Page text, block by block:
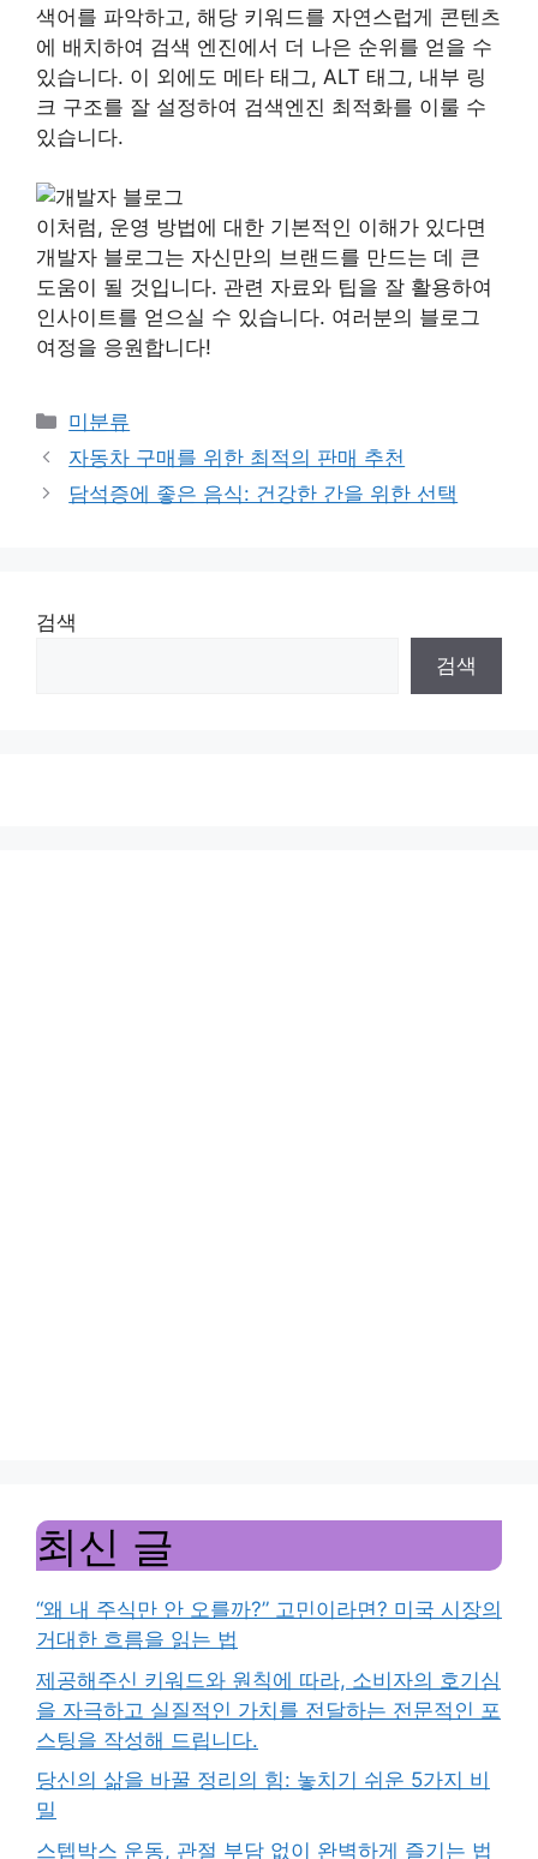
색어를 파악하고, 해당 키워드를 자연스럽게 콘텐츠
에 배치하여 검색 엔진에서 더 나은 순위를 얻을 수
있습니다. 이 외에도 메타 태그, ALT 태그, 내부 링
크 구조를 잘 설정하여 검색엔진 최적화를 이룰 수
있습니다.
이처럼, 운영 방법에 대한 기본적인 이해가 있다면
개발자 블로그는 자신만의 브랜드를 만드는 데 큰
도움이 될 것입니다. 관련 자료와 팁을 잘 활용하여
인사이트를 얻으실 수 있습니다. 여러분의 블로그
여정을 응원합니다!
Categories
미분류
자동차 구매를 위한 최적의 판매 추천
담석증에 좋은 음식: 건강한 간을 위한 선택
검색
검색
최신 글
“왜 내 주식만 안 오를까?” 고민이라면? 미국 시장의
거대한 흐름을 읽는 법
제공해주신 키워드와 원칙에 따라, 소비자의 호기심
을 자극하고 실질적인 가치를 전달하는 전문적인 포
스팅을 작성해 드립니다.
당신의 삶을 바꿀 정리의 힘: 놓치기 쉬운 5가지 비
밀
스텝박스 운동, 관절 부담 없이 완벽하게 즐기는 법